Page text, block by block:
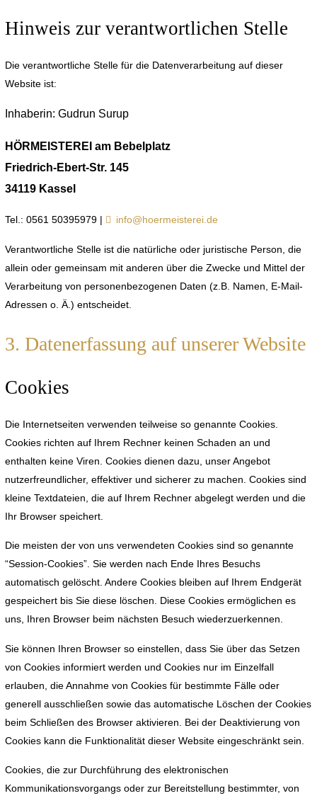
Hinweis zur verantwortlichen Stelle
Die verantwortliche Stelle für die Datenverarbeitung auf dieser
Website ist:
Inhaberin: Gudrun Surup
HÖRMEISTEREI am Bebelplatz
Friedrich-Ebert-Str. 145
34119 Kassel
Tel.: 0561 50395979 | info@hoermeisterei.de
Verantwortliche Stelle ist die natürliche oder juristische Person, die
allein oder gemeinsam mit anderen über die Zwecke und Mittel der
Verarbeitung von personenbezogenen Daten (z.B. Namen, E-Mail-
Adressen o. Ä.) entscheidet.
3. Datenerfassung auf unserer Website
Cookies
Die Internetseiten verwenden teilweise so genannte Cookies.
Cookies richten auf Ihrem Rechner keinen Schaden an und
enthalten keine Viren. Cookies dienen dazu, unser Angebot
nutzerfreundlicher, effektiver und sicherer zu machen. Cookies sind
kleine Textdateien, die auf Ihrem Rechner abgelegt werden und die
Ihr Browser speichert.
Die meisten der von uns verwendeten Cookies sind so genannte
“Session-Cookies”. Sie werden nach Ende Ihres Besuchs
automatisch gelöscht. Andere Cookies bleiben auf Ihrem Endgerät
gespeichert bis Sie diese löschen. Diese Cookies ermöglichen es
uns, Ihren Browser beim nächsten Besuch wiederzuerkennen.
Sie können Ihren Browser so einstellen, dass Sie über das Setzen
von Cookies informiert werden und Cookies nur im Einzelfall
erlauben, die Annahme von Cookies für bestimmte Fälle oder
generell ausschließen sowie das automatische Löschen der Cookies
beim Schließen des Browser aktivieren. Bei der Deaktivierung von
Cookies kann die Funktionalität dieser Website eingeschränkt sein.
Cookies, die zur Durchführung des elektronischen
Kommunikationsvorgangs oder zur Bereitstellung bestimmter, von